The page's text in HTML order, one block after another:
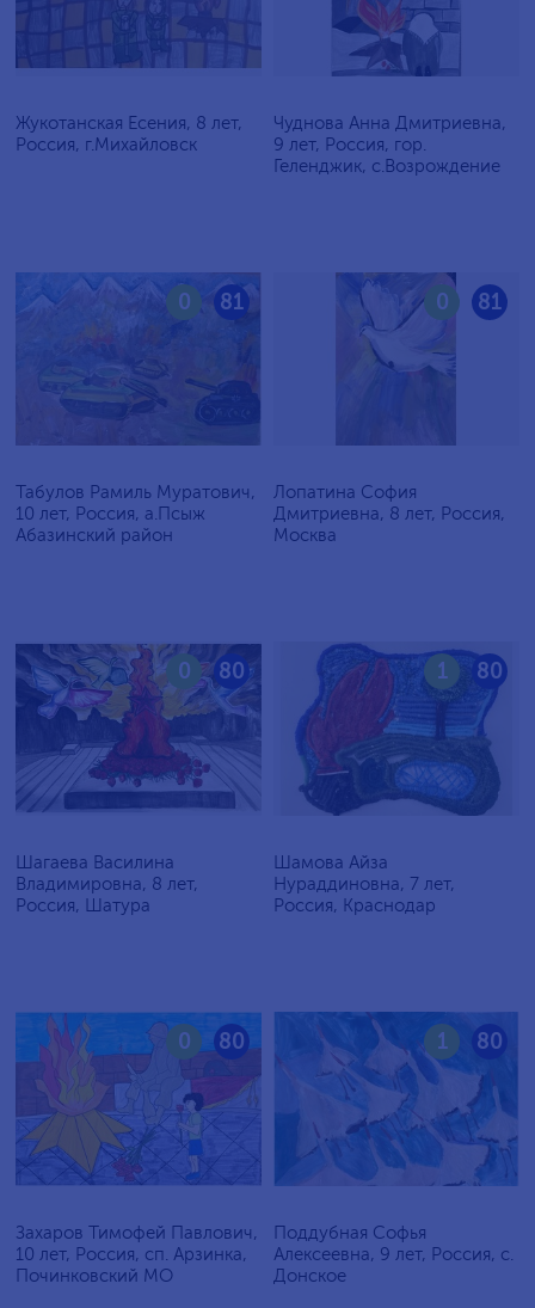
Жукотанская Есения, 8 лет,
Россия, г.Михайловск
Чуднова Анна Дмитриевна,
9 лет, Россия, гор.
Геленджик, с.Возрождение
81
0
Табулов Рамиль Муратович,
10 лет, Россия, а.Псыж
Абазинский район
81
0
Лопатина София
Дмитриевна, 8 лет, Россия,
Москва
80
0
Шагаева Василина
Владимировна, 8 лет,
Россия, Шатура
80
1
Шамова Айза
Нураддиновна, 7 лет,
Россия, Краснодар
80
0
Захаров Тимофей Павлович,
10 лет, Россия, сп. Арзинка,
Починковский МО
80
1
Поддубная Софья
Алексеевна, 9 лет, Россия, c.
Донское